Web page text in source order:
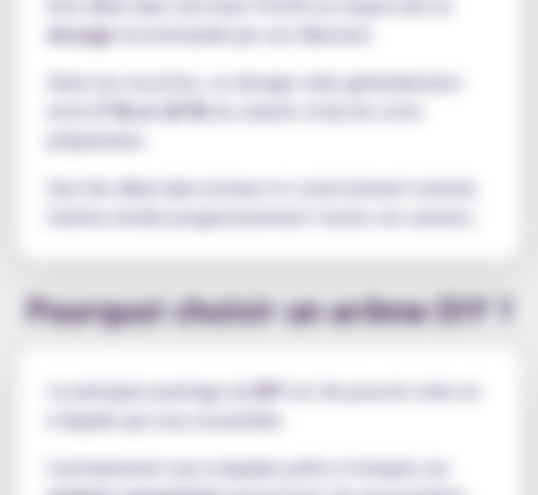
dosage
Selon les recettes, ce dosage varie généralement
5 % et 20 %
Une fois dilué dans la base et correctement maturé,
l'arôme révèle progressivement toutes ses saveurs.
Pourquoi choisir un arôme DIY ?
Le principal avantage duDIY
est de pouvoir créer un
Contrairement aux e-liquides prêts à l'emploi, les